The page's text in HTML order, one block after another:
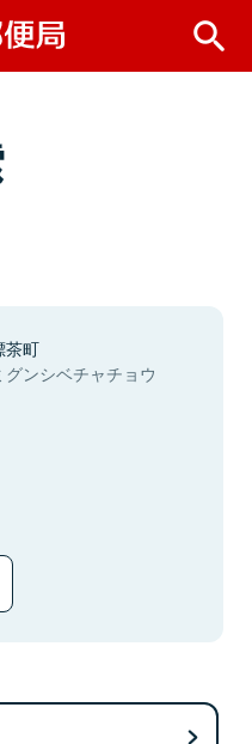
茶町
グンシベチャチョウ